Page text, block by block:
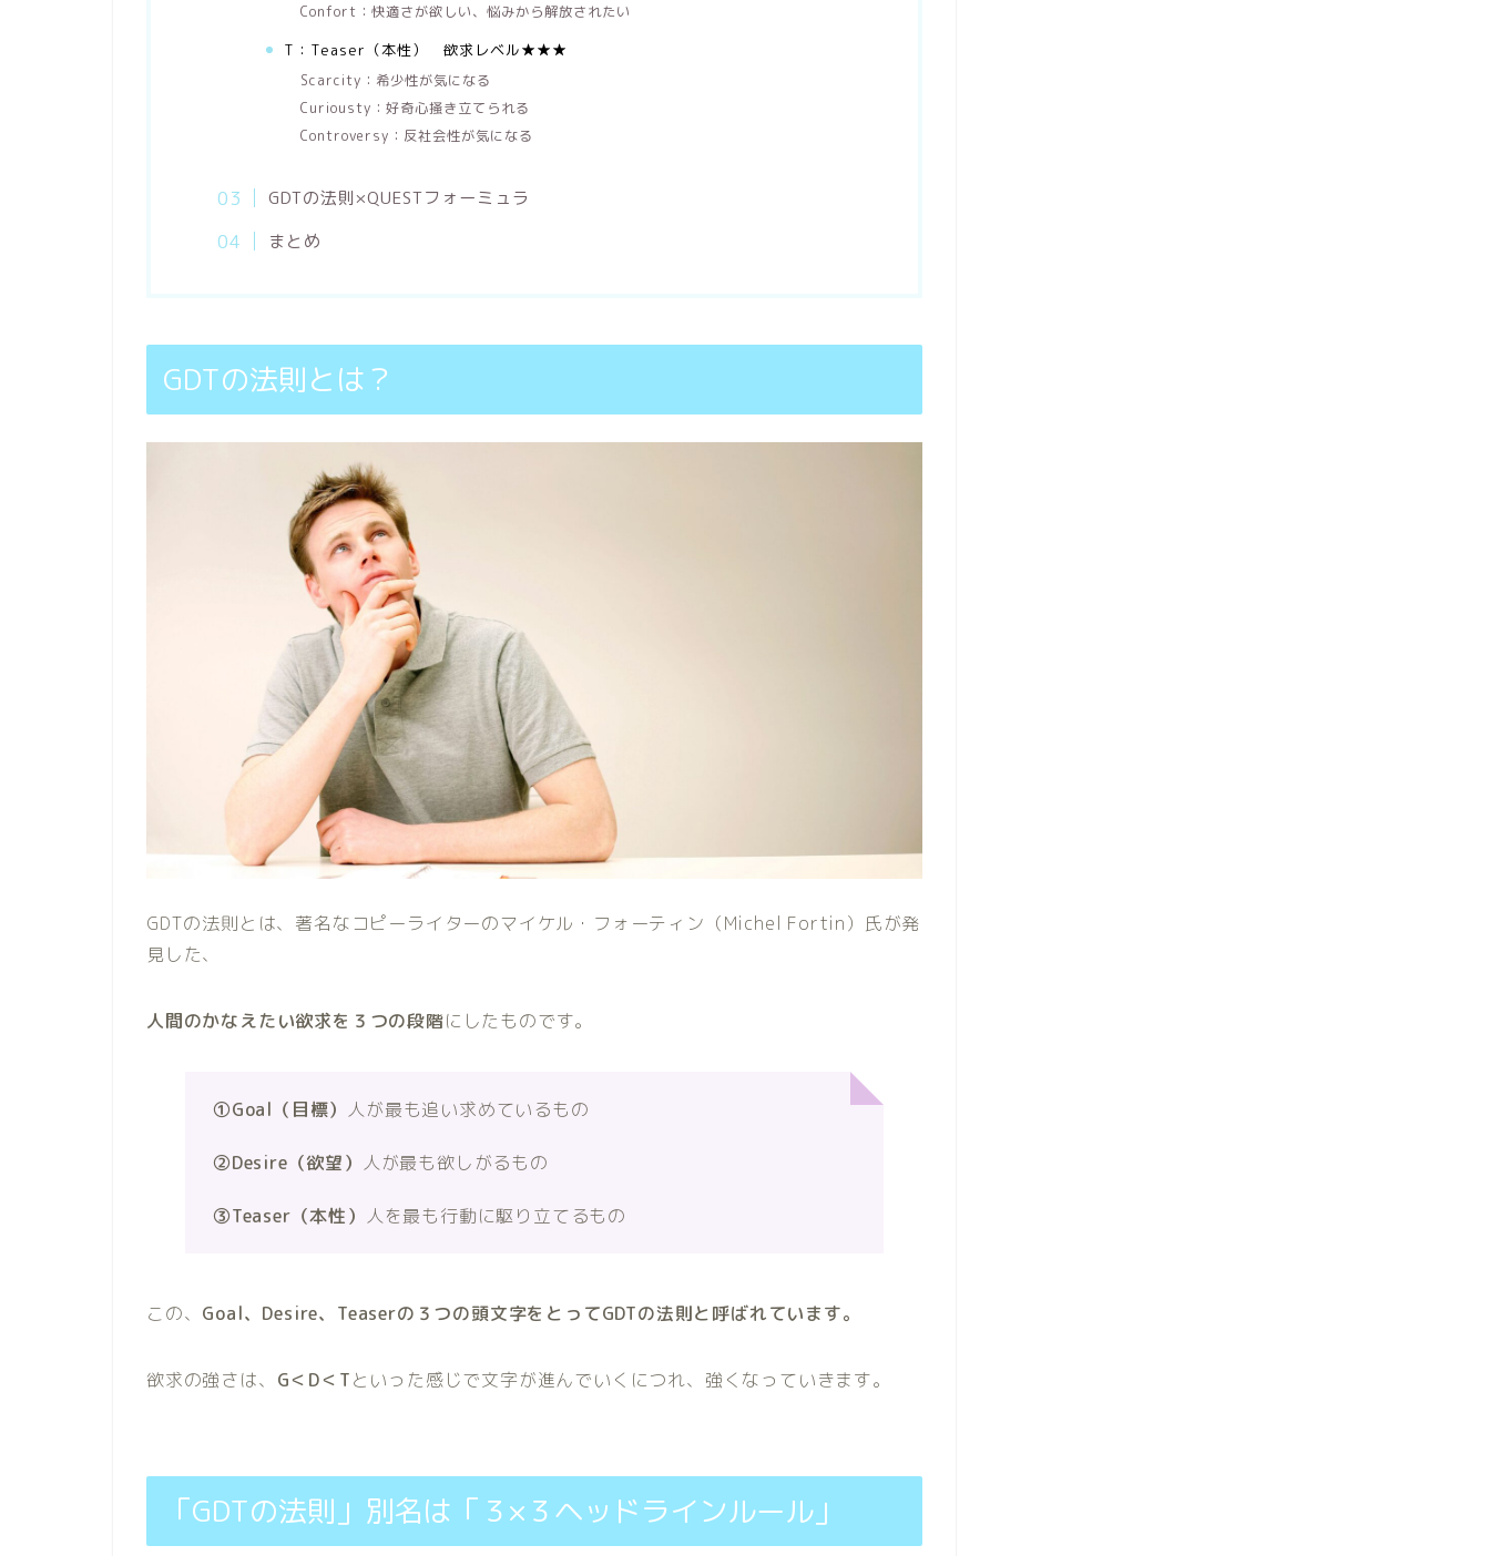
Confort：快適さが欲しい、悩みから解放されたい
T：Teaser（本性） 欲求レベル★★★
Scarcity：希少性が気になる
Curiousty：好奇心掻き立てられる
Controversy：反社会性が気になる
GDTの法則×QUESTフォーミュラ
まとめ
GDTの法則とは？
GDTの法則とは、著名なコピーライターのマイケル・フォーティン（Michel Fortin）氏が発
見した、
人間のかなえたい欲求を３つの段階にしたものです。
①Goal（目標） 人が最も追い求めているもの
②Desire（欲望） 人が最も欲しがるもの
③Teaser（本性） 人を最も行動に駆り立てるもの
この、 Goal、Desire、Teaserの３つの頭文字をとってGDTの法則と呼ばれています。
欲求の強さは、 G＜D＜Tといった感じで文字が進んでいくにつれ、強くなっていきます。
「GDTの法則」別名は「３×３ヘッドラインルール」